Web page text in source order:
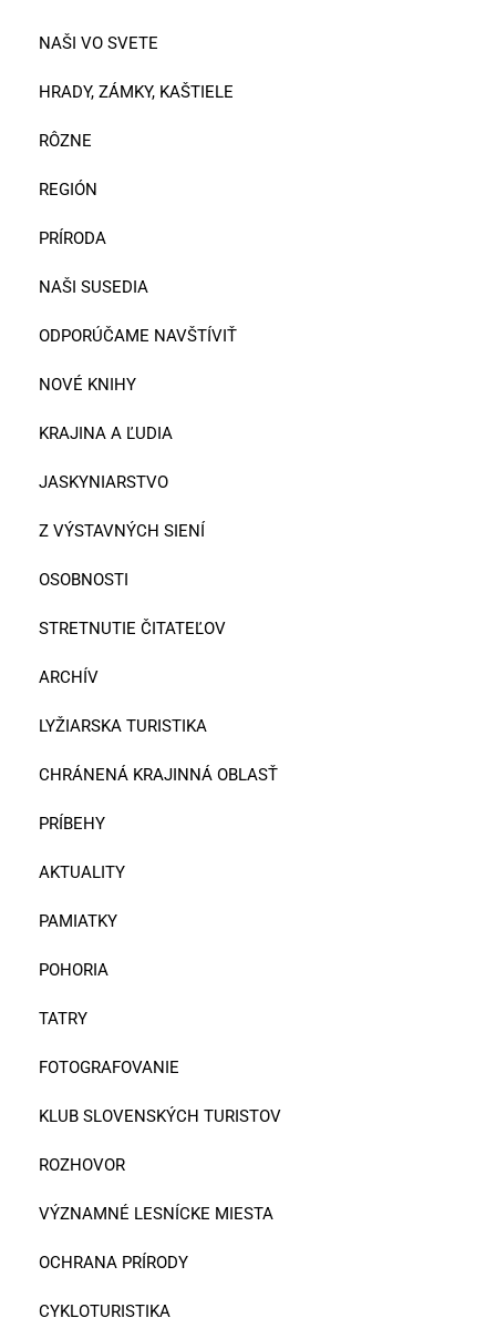
NAŠI VO SVETE
HRADY, ZÁMKY, KAŠTIELE
RÔZNE
REGIÓN
PRÍRODA
NAŠI SUSEDIA
ODPORÚČAME NAVŠTÍVIŤ
NOVÉ KNIHY
KRAJINA A ĽUDIA
JASKYNIARSTVO
Z VÝSTAVNÝCH SIENÍ
OSOBNOSTI
STRETNUTIE ČITATEĽOV
ARCHÍV
LYŽIARSKA TURISTIKA
CHRÁNENÁ KRAJINNÁ OBLASŤ
PRÍBEHY
AKTUALITY
PAMIATKY
POHORIA
TATRY
FOTOGRAFOVANIE
KLUB SLOVENSKÝCH TURISTOV
ROZHOVOR
VÝZNAMNÉ LESNÍCKE MIESTA
OCHRANA PRÍRODY
CYKLOTURISTIKA